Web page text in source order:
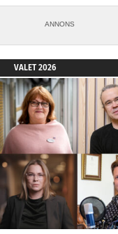
ANNONS
VALET 2026